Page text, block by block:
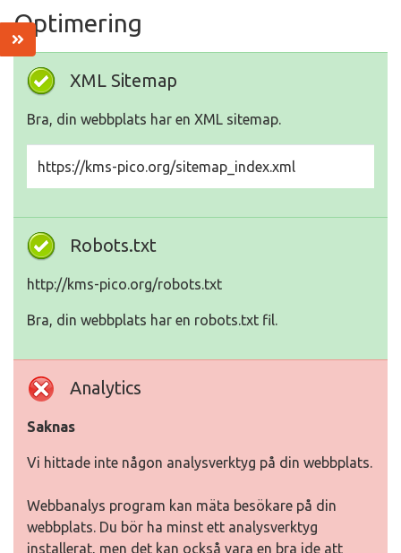
Optimering
XML Sitemap
Bra, din webbplats har en XML sitemap.
https://kms-pico.org/sitemap_index.xml
Robots.txt
http://kms-pico.org/robots.txt
Bra, din webbplats har en robots.txt fil.
Analytics
Saknas
Vi hittade inte någon analysverktyg på din webbplats.
Webbanalys program kan mäta besökare på din
webbplats. Du bör ha minst ett analysverktyg
installerat, men det kan också vara en bra ide att